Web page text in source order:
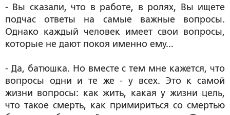
- Вы сказали, что в работе, в ролях, Вы ищете
подчас ответы на самые важные вопросы.
Однако каждый человек имеет свои вопросы,
которые не дают покоя именно ему...
- Да, батюшка. Но вместе с тем мне кажется, что
вопросы одни и те же - у всех. Это к самой
жизни вопросы: как жить, какая у жизни цель,
что такое смерть, как примириться со смертью